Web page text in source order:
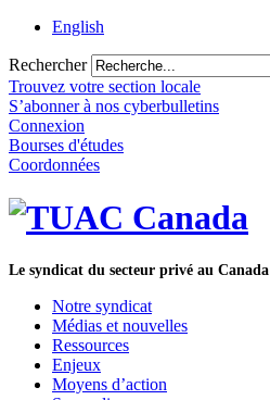
English
Rechercher
Trouvez votre section locale
S’abonner à nos cyberbulletins
Connexion
Bourses d'études
Coordonnées
Le syndicat du secteur privé au Canada
Notre syndicat
Médias et nouvelles
Ressources
Enjeux
Moyens d’action